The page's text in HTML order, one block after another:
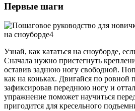
Первые шаги
Узнай, как кататься на сноуборде,
Сначала нужно пристегнуть
оставив заднюю ногу свободной.
как на коньках. Двигайся по ровной
зафиксировав переднюю ногу и
упражнение поможет научиться
пригодится для кресельного